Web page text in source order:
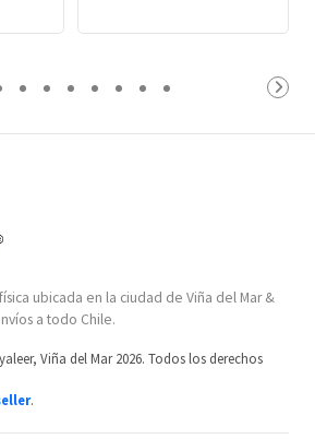
ubicada en la ciudad de Viña del Mar &
a todo Chile.
Viña del Mar 2026. Todos los derechos
.